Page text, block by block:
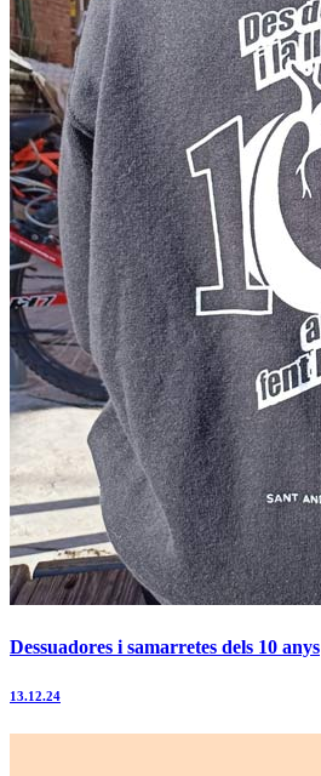
Dessuadores i samarretes dels 10 anys
13.12.24